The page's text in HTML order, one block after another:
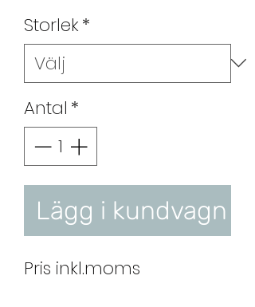
Storlek*
Antal *
Lägg i kundvagn
Pris inkl.moms